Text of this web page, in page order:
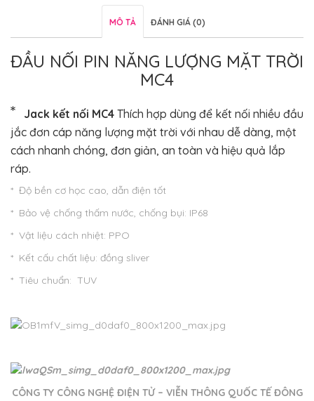
MÔ TẢ ĐÁNH GIÁ (0)
ĐẦU NỐI PIN NĂNG LƯỢNG MẶT TRỜI
MC4
*
Jack kết nối MC4 Thích hợp dùng để kết nối nhiều đầu
jắc đơn cáp năng lượng mặt trời với nhau dễ dàng, một
cách nhanh chóng, đơn giản, an toàn và hiệu quả lắp
ráp.
* Độ bền cơ học cao, dẫn điện tốt
* Bảo vệ chống thấm nước, chống bụi: IP68
* Vật liệu cách nhiệt: PPO
* Kết cấu chất liệu: đồng sliver
* Tiêu chuẩn: TUV
CÔNG TY CÔNG NGHỆ ĐIỆN TỬ – VIỄN THÔNG QUỐC TẾ ĐÔNG